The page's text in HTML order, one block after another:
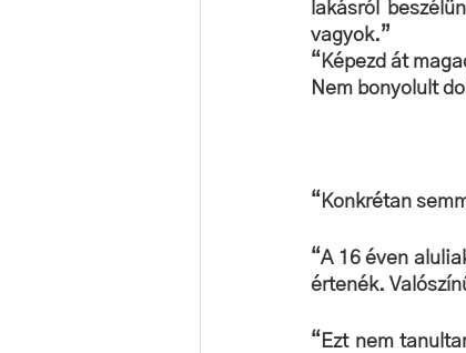
lakásról
vagyok.”
“Képezd át
Nem bonyolult
“Konkrétan
“A 16 éven
értenék.
“Ezt nem